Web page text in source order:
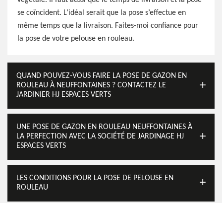
se coïncident. L’idéal serait que la pose s’effectue en
même temps que la livraison. Faites-moi confiance pour
la pose de votre pelouse en rouleau.
QUAND POUVEZ-VOUS FAIRE LA POSE DE GAZON EN
ROULEAU À NEUFFONTAINES ? CONTACTEZ LE
JARDINIER HJ ESPACES VERTS
UNE POSE DE GAZON EN ROULEAU NEUFFONTAINES À
LA PERFECTION AVEC LA SOCIÉTÉ DE JARDINAGE HJ
ESPACES VERTS
LES CONDITIONS POUR LA POSE DE PELOUSE EN
ROULEAU